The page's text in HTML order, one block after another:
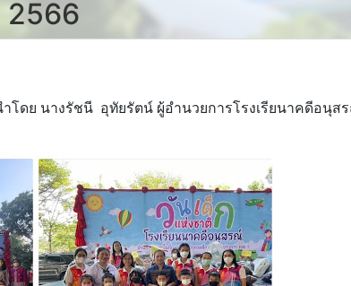
2566
โดย นางรัชนี อุทัยรัตน์ ผู้อำนวยการโรงเรียนาคดีอนุส